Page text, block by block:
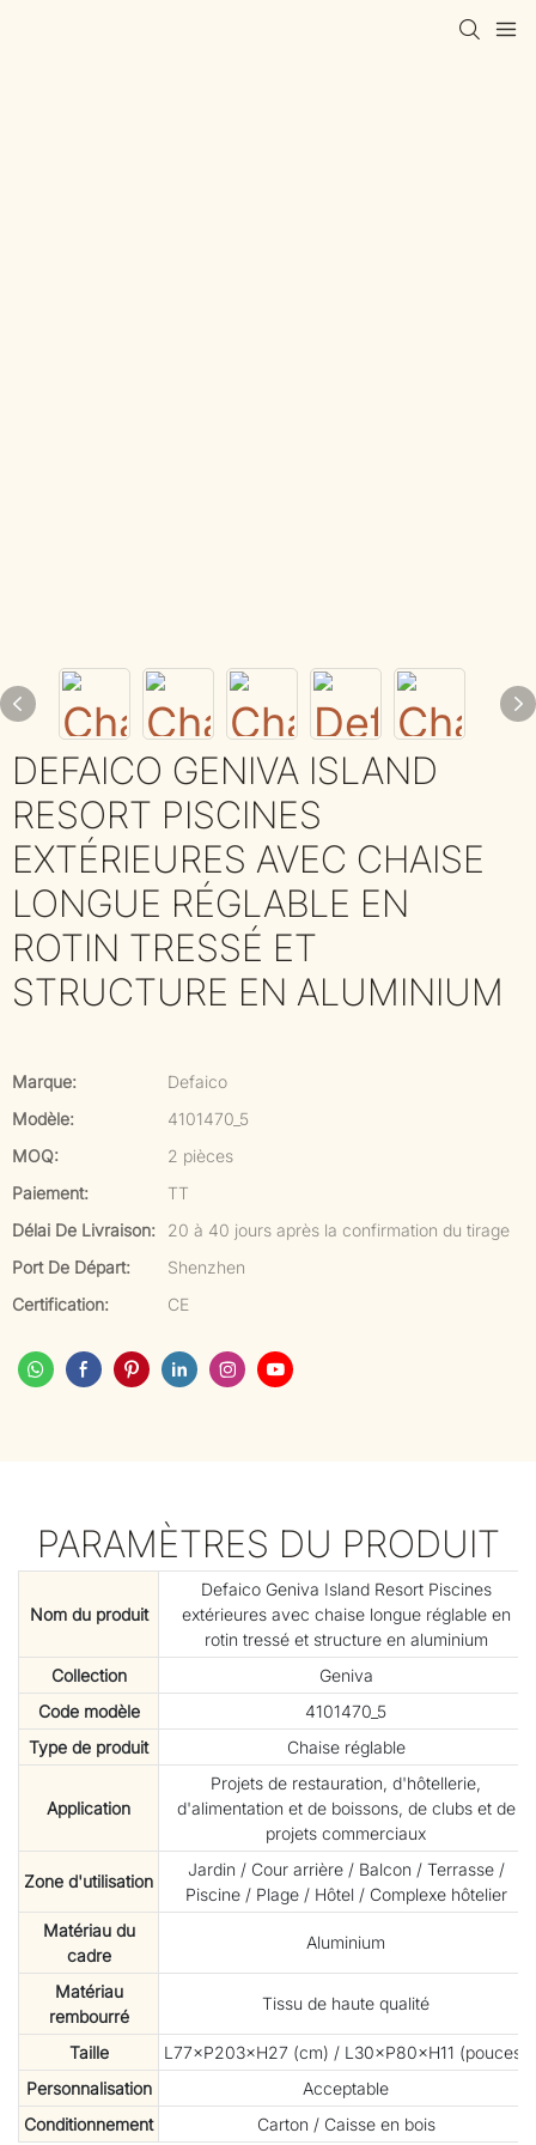
DEFAICO GENIVA ISLAND
RESORT PISCINES
EXTÉRIEURES AVEC CHAISE
LONGUE RÉGLABLE EN
ROTIN TRESSÉ ET
STRUCTURE EN ALUMINIUM
Marque:
Defaico
Modèle:
4101470_5
MOQ:
2 pièces
Paiement:
TT
Délai De Livraison:
20 à 40 jours après la confirmation du tirage
Port De Départ:
Shenzhen
Certification:
CE
PARAMÈTRES DU PRODUIT
Nom du produit
Defaico Geniva Island Resort Piscines
extérieures avec chaise longue réglable en
rotin tressé et structure en aluminium
Collection
Geniva
Code modèle
4101470_5
Type de produit
Chaise réglable
Application
Projets de restauration, d'hôtellerie,
d'alimentation et de boissons, de clubs et de
projets commerciaux
Zone d'utilisation
Jardin / Cour arrière / Balcon / Terrasse /
Piscine / Plage / Hôtel / Complexe hôtelier
Matériau du
cadre
Aluminium
Matériau
rembourré
Tissu de haute qualité
Taille
L77×P203×H27 (cm) / L30×P80×H11 (pouces)
Personnalisation
Acceptable
Conditionnement
Carton / Caisse en bois